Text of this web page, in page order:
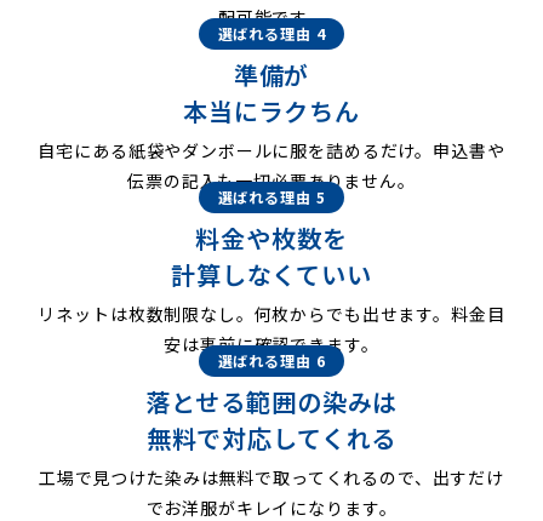
配可能です。
選ばれる理由 4
準備が
本当にラクちん
自宅にある紙袋やダンボールに服を詰めるだけ。申込書や
伝票の記入も一切必要ありません。
選ばれる理由 5
料金や枚数を
計算しなくていい
リネットは枚数制限なし。何枚からでも出せます。料金目
安は事前に確認できます。
選ばれる理由 6
落とせる範囲の染みは
無料で対応してくれる
工場で見つけた染みは無料で取ってくれるので、出すだけ
でお洋服がキレイになります。